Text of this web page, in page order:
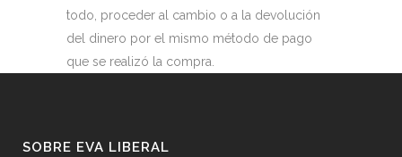
todo, proceder al cambio o a la devolución
del dinero por el mismo método de pago
que se realizó la compra.
SOBRE EVA LIBERAL